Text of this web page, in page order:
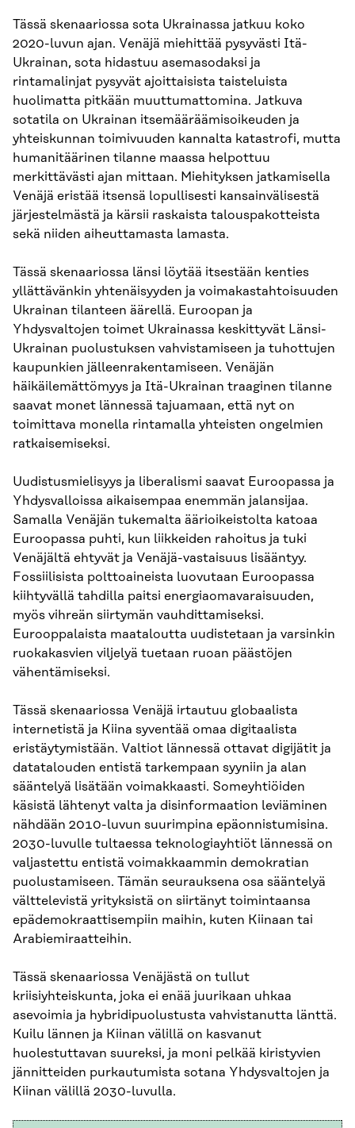
Tässä skenaariossa sota Ukrainassa jatkuu koko
2020-luvun ajan. Venäjä miehittää pysyvästi Itä-
Ukrainan, sota hidastuu asemasodaksi ja
rintamalinjat pysyvät ajoittaisista taisteluista
huolimatta pitkään muuttumattomina. Jatkuva
sotatila on Ukrainan itsemääräämisoikeuden ja
yhteiskunnan toimivuuden kannalta katastrofi, mutta
humanitäärinen tilanne maassa helpottuu
merkittävästi ajan mittaan. Miehityksen jatkamisella
Venäjä eristää itsensä lopullisesti kansainvälisestä
järjestelmästä ja kärsii raskaista talouspakotteista
sekä niiden aiheuttamasta lamasta.
Tässä skenaariossa länsi löytää itsestään kenties
yllättävänkin yhtenäisyyden ja voimakastahtoisuuden
Ukrainan tilanteen äärellä. Euroopan ja
Yhdysvaltojen toimet Ukrainassa keskittyvät Länsi-
Ukrainan puolustuksen vahvistamiseen ja tuhottujen
kaupunkien jälleenrakentamiseen. Venäjän
häikäilemättömyys ja Itä-Ukrainan traaginen tilanne
saavat monet lännessä tajuamaan, että nyt on
toimittava monella rintamalla yhteisten ongelmien
ratkaisemiseksi.
Uudistusmielisyys ja liberalismi saavat Euroopassa ja
Yhdysvalloissa aikaisempaa enemmän jalansijaa.
Samalla Venäjän tukemalta äärioikeistolta katoaa
Euroopassa puhti, kun liikkeiden rahoitus ja tuki
Venäjältä ehtyvät ja Venäjä-vastaisuus lisääntyy.
Fossiilisista polttoaineista luovutaan Euroopassa
kiihtyvällä tahdilla paitsi energiaomavaraisuuden,
myös vihreän siirtymän vauhdittamiseksi.
Eurooppalaista maataloutta uudistetaan ja varsinkin
ruokakasvien viljelyä tuetaan ruoan päästöjen
vähentämiseksi.
Tässä skenaariossa Venäjä irtautuu globaalista
internetistä ja Kiina syventää omaa digitaalista
eristäytymistään. Valtiot lännessä ottavat digijätit ja
datatalouden entistä tarkempaan syyniin ja alan
sääntelyä lisätään voimakkaasti. Someyhtiöiden
käsistä lähtenyt valta ja disinformaation leviäminen
nähdään 2010-luvun suurimpina epäonnistumisina.
2030-luvulle tultaessa teknologiayhtiöt lännessä on
valjastettu entistä voimakkaammin demokratian
puolustamiseen. Tämän seurauksena osa sääntelyä
välttelevistä yrityksistä on siirtänyt toimintaansa
epädemokraattisempiin maihin, kuten Kiinaan tai
Arabiemiraatteihin.
Tässä skenaariossa Venäjästä on tullut
kriisiyhteiskunta, joka ei enää juurikaan uhkaa
asevoimia ja hybridipuolustusta vahvistanutta länttä.
Kuilu lännen ja Kiinan välillä on kasvanut
huolestuttavan suureksi, ja moni pelkää kiristyvien
jännitteiden purkautumista sotana Yhdysvaltojen ja
Kiinan välillä 2030-luvulla.